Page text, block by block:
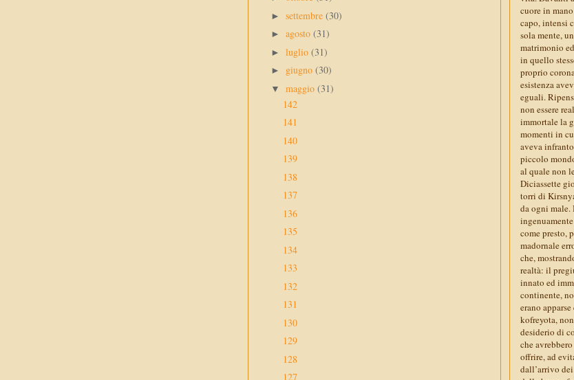
cuore in
capo, intensi
sola mente,
matrimonio
in quello
proprio
esistenza
eguali.
non essere
immortale la
momenti in
aveva
piccolo
al quale non
Diciassette
torri di
da ogni male.
come presto,
madornale
che,
realtà: il
innato ed
continente,
erano
kofreyota,
desiderio di
che
offrire, ad
dall’arrivo
► settembre (30)
► agosto (31)
► luglio (31)
► giugno (30)
▼ maggio (31)
142
141
140
139
138
137
136
135
134
133
132
131
130
129
128
127